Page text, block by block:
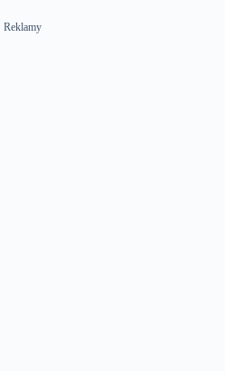
Reklamy